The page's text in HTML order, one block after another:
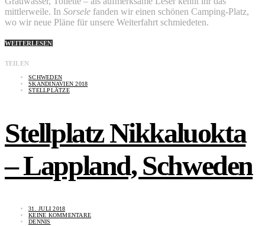
mittlerweile. In Sorsele fanden wir einen schönen Camping-Platz,
wo wir neue Pläne für unsere Weiterfahrt schmiedeten.
WEITERLESEN
TEILEN
SCHWEDEN
SKANDINAVIEN 2018
STELLPLÄTZE
Stellplatz Nikkaluokta
– Lappland, Schweden
31. JULI 2018
KEINE KOMMENTARE
DENNIS